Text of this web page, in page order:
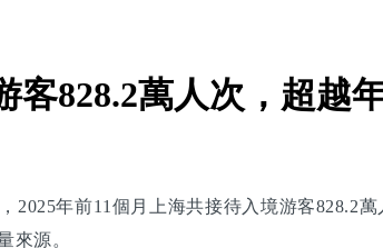
客828.2萬人次，超越
2025年前11個月上海共接待入境游客828.2
來源。